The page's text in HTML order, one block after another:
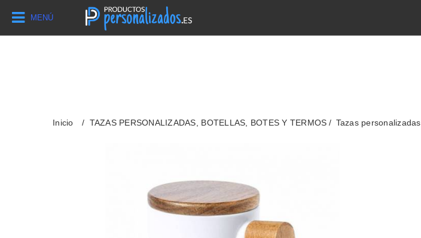
MENÚ
Inicio TAZAS PERSONALIZADAS, BOTELLAS, BOTES Y TERMOS Tazas personalizadas